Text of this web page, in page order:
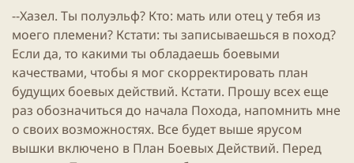
--Хазел. Ты полуэльф? Кто: мать или отец у тебя из
моего племени? Кстати: ты записываешься в поход?
Если да, то какими ты обладаешь боевыми
качествами, чтобы я мог скорректировать план
будущих боевых действий. Кстати. Прошу всех еще
раз обозначиться до начала Похода, напомнить мне
о своих возможностях. Все будет выше ярусом
вышки включено в План Боевых Действий. Перед